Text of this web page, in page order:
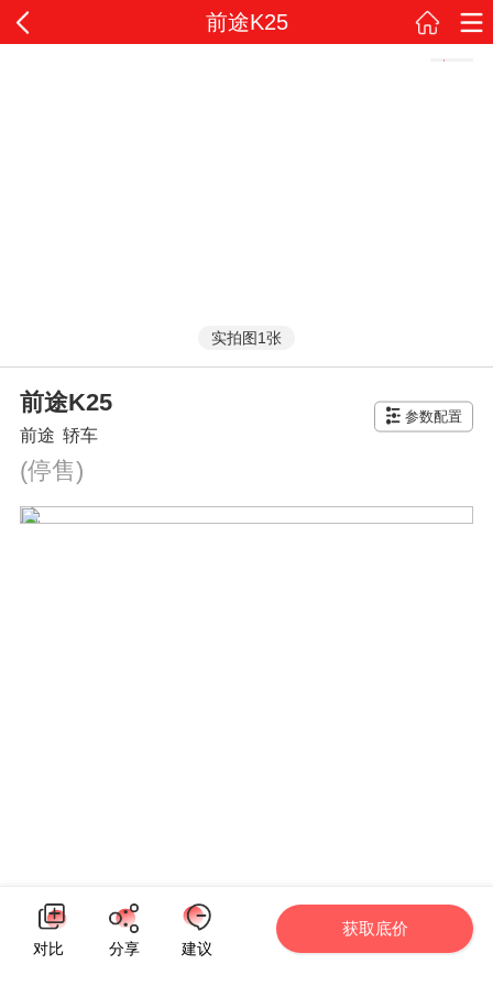
前途K25
实拍图1张
前途K25
前途 轿车
参数配置
(停售)
对比 分享 建议
获取底价